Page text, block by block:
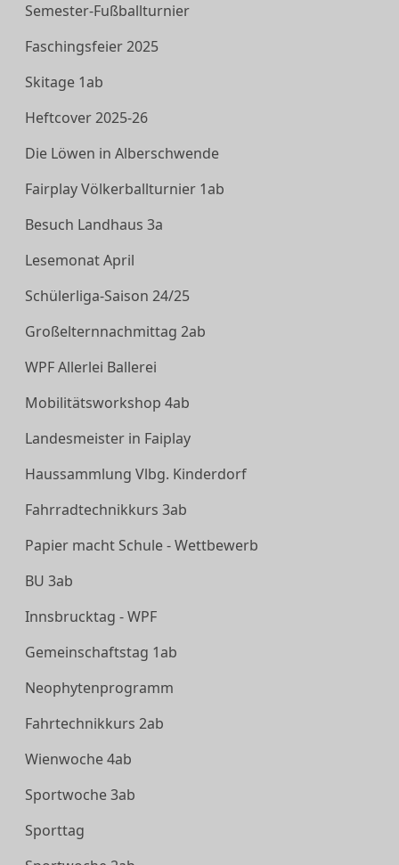
Semester-Fußballturnier
Faschingsfeier 2025
Skitage 1ab
Heftcover 2025-26
Die Löwen in Alberschwende
Fairplay Völkerballturnier 1ab
Besuch Landhaus 3a
Lesemonat April
Schülerliga-Saison 24/25
Großelternnachmittag 2ab
WPF Allerlei Ballerei
Mobilitätsworkshop 4ab
Landesmeister in Faiplay
Haussammlung Vlbg. Kinderdorf
Fahrradtechnikkurs 3ab
Papier macht Schule - Wettbewerb
BU 3ab
Innsbrucktag - WPF
Gemeinschaftstag 1ab
Neophytenprogramm
Fahrtechnikkurs 2ab
Wienwoche 4ab
Sportwoche 3ab
Sporttag